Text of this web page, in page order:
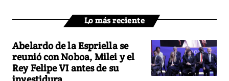
Lo más reciente
Abelardo de la Espriella se
reunió con Noboa, Milei y el
Rey Felipe VI antes de su